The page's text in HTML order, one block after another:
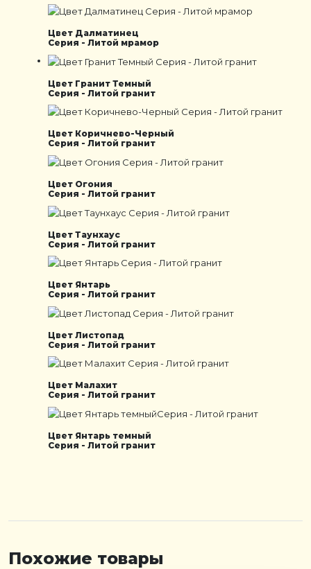
Цвет Далматинец
Серия - Литой мрамор
Цвет Гранит Темный
Серия - Литой гранит
Цвет Коричнево-Черный
Серия - Литой гранит
Цвет Огония
Серия - Литой гранит
Цвет Таунхаус
Серия - Литой гранит
Цвет Янтарь
Серия - Литой гранит
Цвет Листопад
Серия - Литой гранит
Цвет Малахит
Серия - Литой гранит
Цвет Янтарь темный
Серия - Литой гранит
Похожие товары